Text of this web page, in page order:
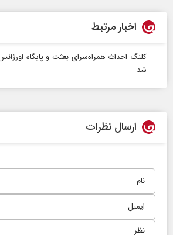
اخبار مرتبط
شد
ارسال نظرات